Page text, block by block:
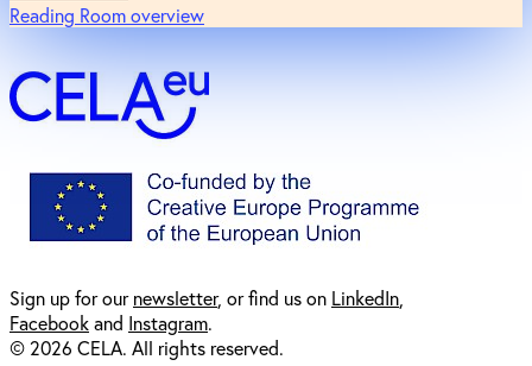
Reading Room overview
Sign up for ournewsletter, or find us on LinkedIn
Facebookand Instagram.
© 2026 CELA. All rights reserved.